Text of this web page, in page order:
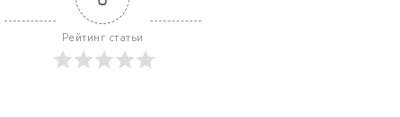
Рейтинг статьи